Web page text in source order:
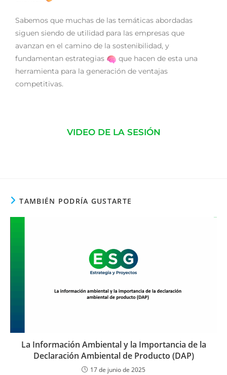
Sabemos que muchas de las temáticas abordadas
siguen siendo de utilidad para las empresas que
avanzan en el camino de la sostenibilidad, y
fundamentan estrategias
que hacen de esta una
herramienta para la generación de ventajas
competitivas.
VIDEO DE LA SESIÓN
TAMBIÉN PODRÍA GUSTARTE
La Información Ambiental y la Importancia de la
Declaración Ambiental de Producto (DAP)
17 de junio de 2025